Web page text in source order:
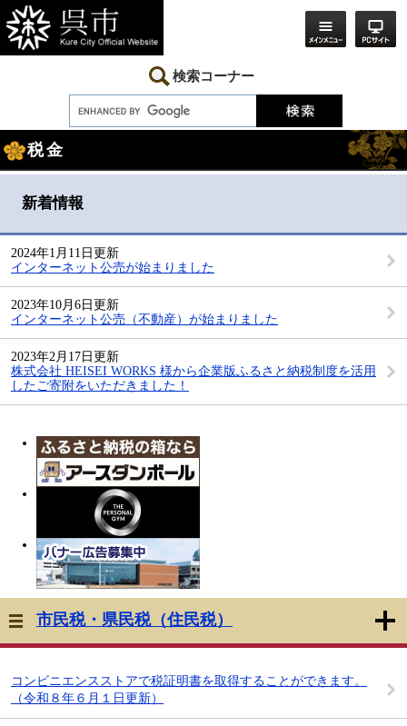
ー
ジ
の
ニ
ュ
ー
て
本
文
検索コーナー
文
税金
新着情報
2024年1月11日更新
インターネット公売が始まりました
2023年10月6日更新
インターネット公売（不動産）が始まりました
2023年2月17日更新
株式会社 HEISEI WORKS 様から企業版ふるさと納税制度を活用
したご寄附をいただきました！
市民税・県民税（住民税）
コンビニエンスストアで税証明書を取得することができます。
（令和８年６月１日更新）